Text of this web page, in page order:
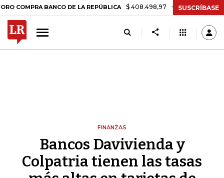
BANCO DE LA REPÚBLICA $ 408.498,97 +$ 8.753,81 +2,19%
SUSCRÍBASE
FINANZAS
Bancos Davivienda y
Colpatria tienen las tasas